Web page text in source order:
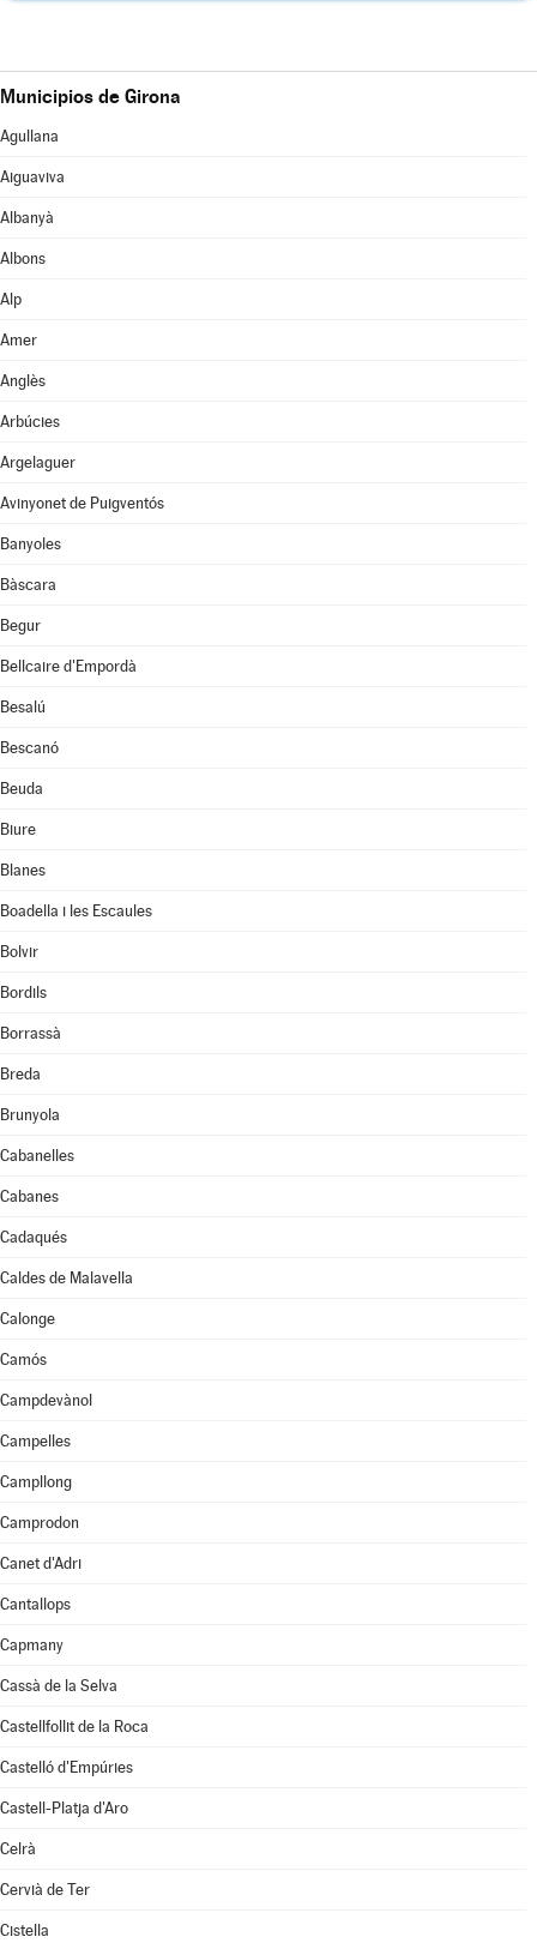
Municipios de Girona
Agullana
Aiguaviva
Albanyà
Albons
Alp
Amer
Anglès
Arbúcies
Argelaguer
Avinyonet de Puigventós
Banyoles
Bàscara
Begur
Bellcaire d'Empordà
Besalú
Bescanó
Beuda
Biure
Blanes
Boadella i les Escaules
Bolvir
Bordils
Borrassà
Breda
Brunyola
Cabanelles
Cabanes
Cadaqués
Caldes de Malavella
Calonge
Camós
Campdevànol
Campelles
Campllong
Camprodon
Canet d'Adri
Cantallops
Capmany
Cassà de la Selva
Castellfollit de la Roca
Castelló d'Empúries
Castell-Platja d'Aro
Celrà
Cervià de Ter
Cistella